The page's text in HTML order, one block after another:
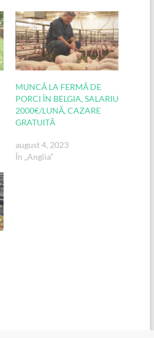
MUNCĂ LA FERMĂ DE
PORCI ÎN BELGIA, SALARIU
2000€/LUNĂ, CAZARE
GRATUITĂ
august 4, 2023
În „Anglia”